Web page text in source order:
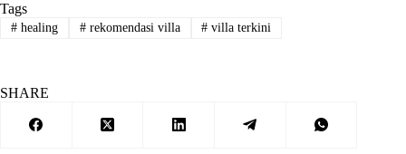
Tags
#healing #rekomendasi villa # villa terkini
SHARE